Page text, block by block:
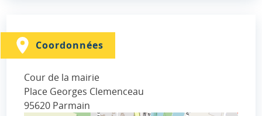
Coordonnées
Cour de la mairie
Place Georges Clemenceau
95620 Parmain